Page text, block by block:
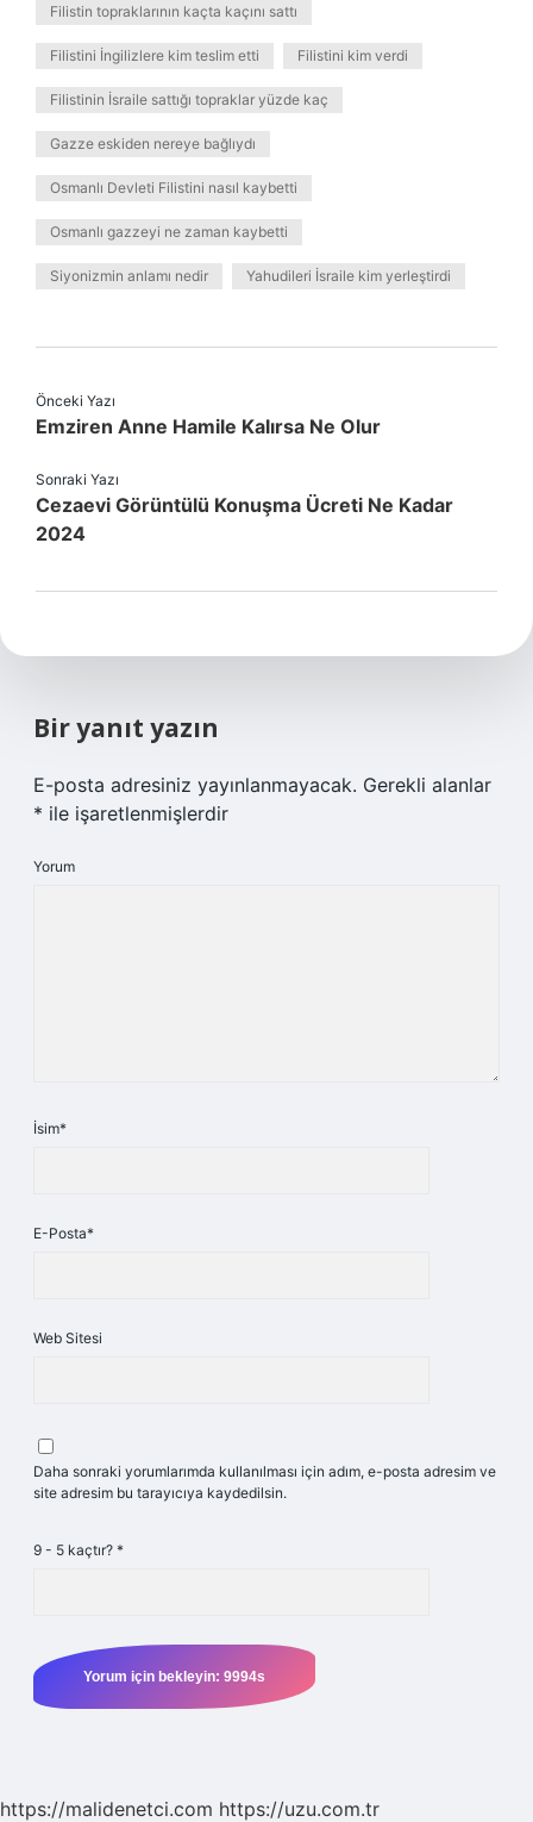
Filistin topraklarının kaçta kaçını sattı
Filistini İngilizlere kim teslim etti Filistini kim verdi
Filistinin İsraile sattığı topraklar yüzde kaç
Gazze eskiden nereye bağlıydı
Osmanlı Devleti Filistini nasıl kaybetti
Osmanlı gazzeyi ne zaman kaybetti
Siyonizmin anlamı nedir Yahudileri İsraile kim yerleştirdi
Önceki Yazı
Emziren Anne Hamile Kalırsa Ne Olur
Sonraki Yazı
Cezaevi Görüntülü Konuşma Ücreti Ne Kadar
2024
Bir yanıt yazın
E-posta adresiniz yayınlanmayacak. Gerekli alanlar
* ile işaretlenmişlerdir
Yorum
İsim*
E-Posta*
Web Sitesi
Daha sonraki yorumlarımda kullanılması için adım, e-posta adresim ve
site adresim bu tarayıcıya kaydedilsin.
9 - 5 kaçtır? *
https://malidenetci.com https://uzu.com.tr